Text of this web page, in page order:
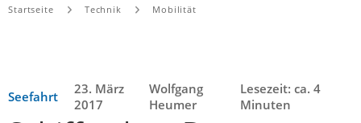
Startseite Technik Mobilität
Seefahrt
23. März
2017
Wolfgang
Heumer
Lesezeit: ca. 4
Minuten